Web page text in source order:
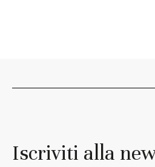
Iscriviti alla